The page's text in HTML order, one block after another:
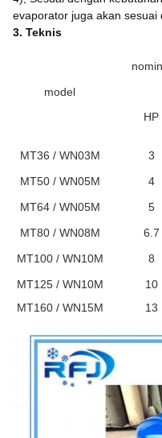
evaporator juga akan
3. Teknis
model
HP
MT36 / WN03M 3
MT50 / WN05M
4
MT64 / WN05M
5
MT80 / WN08M
6.7
MT100 / WN10M
8
MT125 / WN10M
10
MT160 / WN15M
13